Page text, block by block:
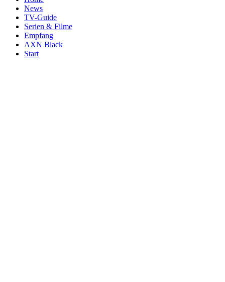
News
TV-Guide
Serien & Filme
Empfang
AXN Black
Start